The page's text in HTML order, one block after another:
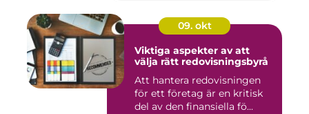
09. okt
Viktiga aspekter av att
välja rätt redovisningsbyrå
Att hantera redovisningen
för ett företag är en kritisk
del av den finansiella fö...